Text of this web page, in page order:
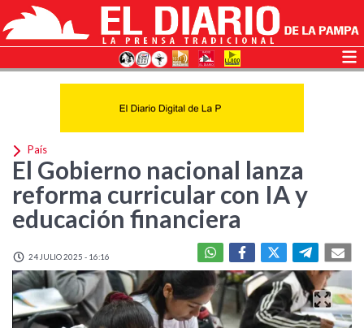
País
El Gobierno nacional lanza
reforma curricular con IA y
educación financiera
24 JULIO 2025 - 16:16